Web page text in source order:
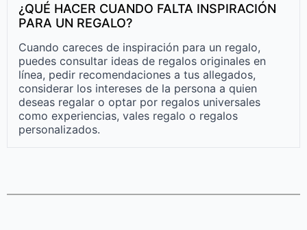
¿QUÉ HACER CUANDO FALTA INSPIRACIÓN
PARA UN REGALO?
Cuando careces de inspiración para un regalo,
puedes consultar ideas de regalos originales en
línea, pedir recomendaciones a tus allegados,
considerar los intereses de la persona a quien
deseas regalar o optar por regalos universales
como experiencias, vales regalo o regalos
personalizados.